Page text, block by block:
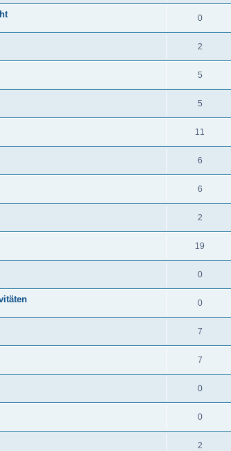
0
2
5
5
11
6
6
2
19
0
0
7
7
0
0
2